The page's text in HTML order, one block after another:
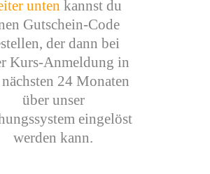
unten kannst du
Gutschein-Code
der dann bei
Kurs-Anmeldung in
24 Monaten
über unser
eingelöst
werden kann.